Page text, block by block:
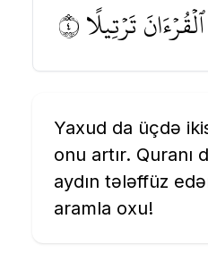
تَرۡتِيلًا ٤
Yaxud da üçdə
onu artır. Quranı
aydın tələffüz
aramla oxu!